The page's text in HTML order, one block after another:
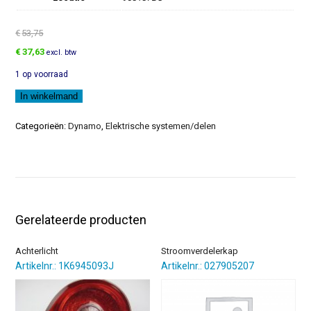
€53,75
Oorspronkelijke
was:
€53,75.
€37,63Huidige
is:
€37,63.
excl. btw
1 op voorraad
Geribde
riem
In winkelmand
Categorieën:Dynamo,Elektrische systemen/delen
Gerelateerde producten
Achterlicht
Artikelnr.: 1K6945093J
Stroomverdelerkap
Artikelnr.: 027905207